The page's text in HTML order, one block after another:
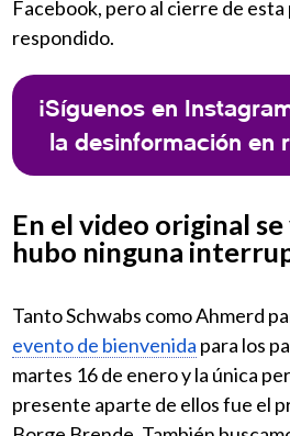
Facebook, pero al cierre de
respondido.
¡Síguenos en
la desinformación en
En el video original
hubo ninguna
Tanto Schwabs como Ahmerd
evento de bienvenida para los
martes 16 de enero y la única
presente aparte de ellos fue el